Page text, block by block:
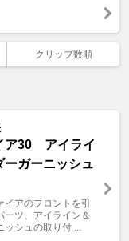
クリップ数順
ア30 アイライ
ーガーニッシュ
アのフロントを引
ーツ、アイライン＆
ッシュの取り付 ...